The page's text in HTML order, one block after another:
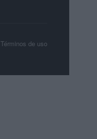
Términos de uso